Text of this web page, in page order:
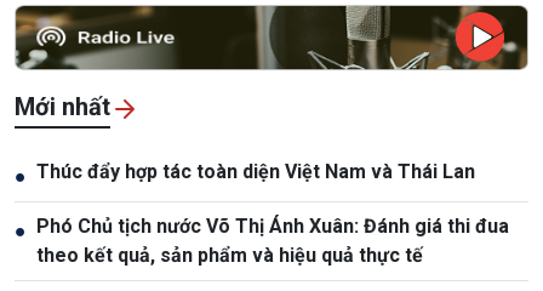
Mới nhất
● Thúc đẩy hợp tác toàn diện Việt Nam và Thái Lan
● Phó Chủ tịch nước Võ Thị Ánh Xuân: Đánh giá thi đua
theo kết quả, sản phẩm và hiệu quả thực tế